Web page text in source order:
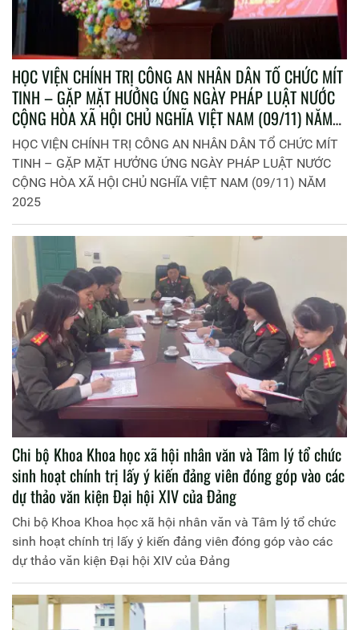
HỌC VIỆN CHÍNH TRỊ CÔNG AN NHÂN DÂN TỔ CHỨC MÍT
TINH – GẶP MẶT HƯỞNG ỨNG NGÀY PHÁP LUẬT NƯỚC
CỘNG HÒA XÃ HỘI CHỦ NGHĨA VIỆT NAM (09/11) NĂM
2025
HỌC VIỆN CHÍNH TRỊ CÔNG AN NHÂN DÂN TỔ CHỨC MÍT
TINH – GẶP MẶT HƯỞNG ỨNG NGÀY PHÁP LUẬT NƯỚC
CỘNG HÒA XÃ HỘI CHỦ NGHĨA VIỆT NAM (09/11) NĂM
2025
Chi bộ Khoa Khoa học xã hội nhân văn và Tâm lý tổ chức
sinh hoạt chính trị lấy ý kiến đảng viên đóng góp vào các
dự thảo văn kiện Đại hội XIV của Đảng
Chi bộ Khoa Khoa học xã hội nhân văn và Tâm lý tổ chức
sinh hoạt chính trị lấy ý kiến đảng viên đóng góp vào các
dự thảo văn kiện Đại hội XIV của Đảng